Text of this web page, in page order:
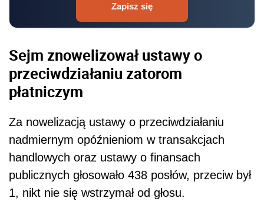
Zapisz się
Sejm znowelizował ustawy o
przeciwdziałaniu zatorom
płatniczym
Za nowelizacją ustawy o przeciwdziałaniu
nadmiernym opóźnieniom w transakcjach
handlowych oraz ustawy o finansach
publicznych głosowało 438 posłów, przeciw był
1, nikt nie się wstrzymał od głosu.